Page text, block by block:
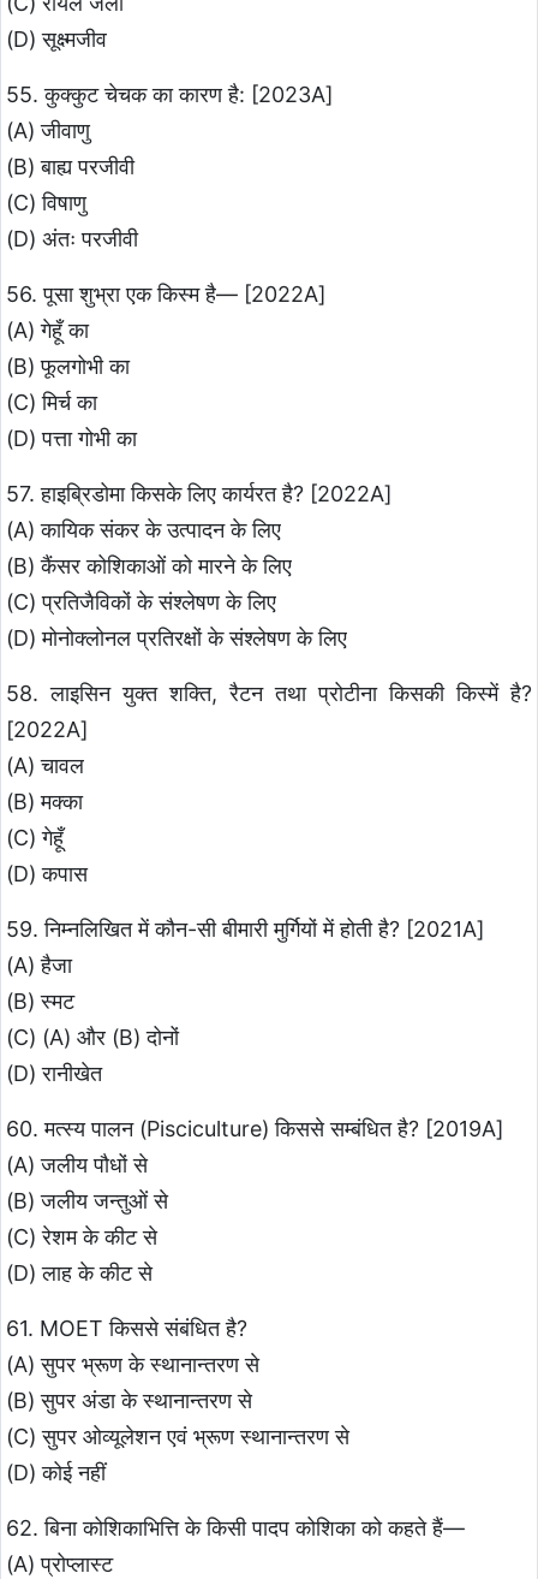
(D) सूक्ष्मजीव
55. कुक्कुट चेचक का कारण है: [2023A]
(A) जीवाणु
(B) बाह्य परजीवी
(C) विषाणु
(D) अंतः परजीवी
56. पूसा शुभ्रा एक किस्म है— [2022A]
(A) गेहूँ का
(B) फूलगोभी का
(C) मिर्च का
(D) पत्ता गोभी का
57. हाइब्रिडोमा किसके लिए कार्यरत है? [2022A]
(A) कायिक संकर के उत्पादन के लिए
(B) कैंसर कोशिकाओं को मारने के लिए
(C) प्रतिजैविकों के संश्लेषण के लिए
(D) मोनोक्लोनल प्रतिरक्षों के संश्लेषण के लिए
58. लाइसिन युक्त शक्ति, रैटन तथा प्रोटीना किसकी किस्में है?
[2022A]
(A) चावल
(B) मक्का
(C) गेहूँ
(D) कपास
59. निम्नलिखित में कौन-सी बीमारी मुर्गियों में होती है? [2021A]
(A) हैजा
(B) स्मट
(C) (A) और (B) दोनों
(D) रानीखेत
60. मत्स्य पालन (Pisciculture) किससे सम्बंधित है? [2019A]
(A) जलीय पौधों से
(B) जलीय जन्तुओं से
(C) रेशम के कीट से
(D) लाह के कीट से
61. MOET किससे संबंधित है?
(A) सुपर भ्रूण के स्थानान्तरण से
(B) सुपर अंडा के स्थानान्तरण से
(C) सुपर ओव्यूलेशन एवं भ्रूण स्थानान्तरण से
(D) कोई नहीं
62. बिना कोशिकाभित्ति के किसी पादप कोशिका को कहते हैं—
(A) प्रोप्लास्ट